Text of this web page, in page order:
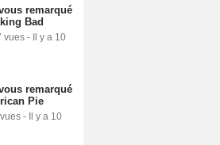
remarqué
Bad
vues -
Il y a 10
remarqué
Pie
- Il y a 10